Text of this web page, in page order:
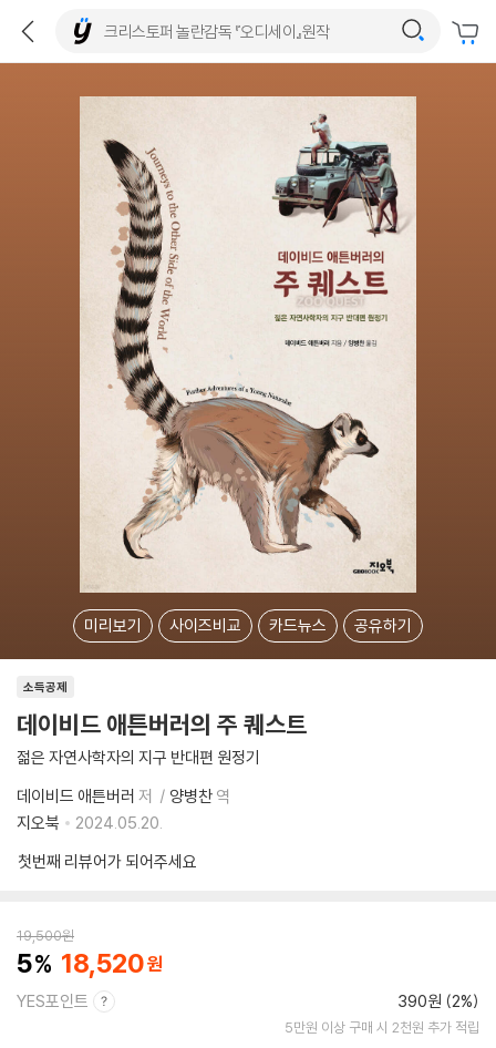
미리보기 사이즈비교 카드뉴스 공유하기
소득공제
데이비드 애튼버러의 주 퀘스트
젊은 자연사학자의 지구 반대편 원정기
데이비드 애튼버러 저 양병찬 역
지오북
2024.05.20.
첫번째 리뷰어가 되어주세요
19,500원
5 18,520
YES포인트 390원 (2%)
5만원 이상 구매 시 2천원 추가 적립